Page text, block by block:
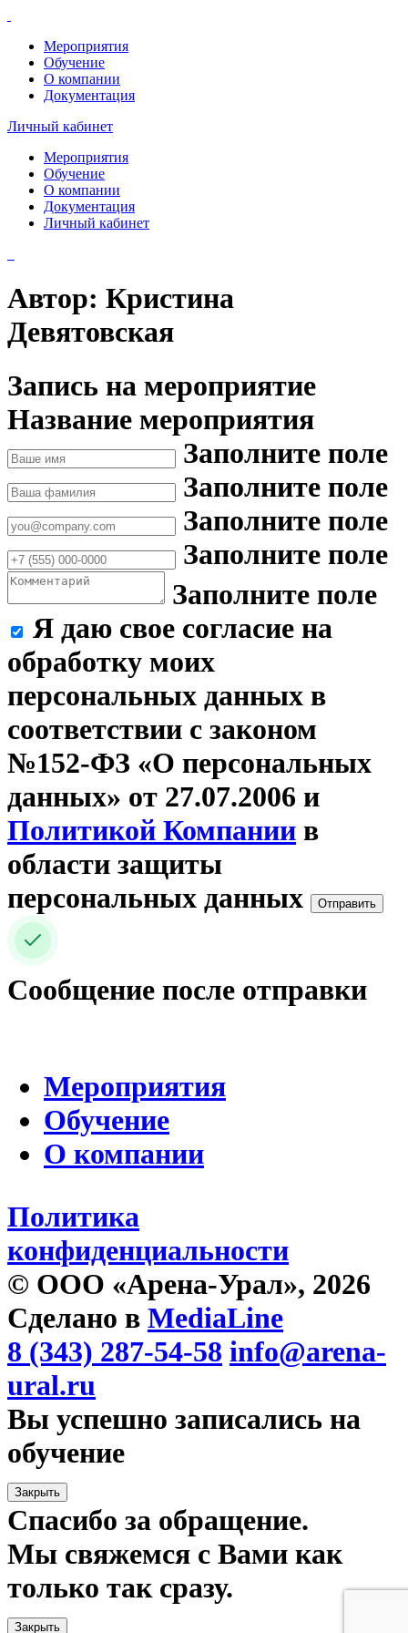
Мероприятия
Обучение
О компании
Документация
Личный кабинет
Мероприятия
Обучение
О компании
Документация
Личный кабинет
Автор: Кристина
Девятовская
Запись на мероприятие
Название мероприятия
Заполните поле
Заполните поле
Заполните поле
Заполните поле
Заполните поле
Я даю свое согласие на
обработку моих
персональных данных в
соответствии с законом
№152-ФЗ «О персональных
данных» от 27.07.2006 и
Политикой Компании в
области защиты
персональных данных
Отправить
Сообщение после отправки
Мероприятия
Обучение
О компании
Политика
конфиденциальности
© ООО «Арена-Урал», 2026
Сделано в MediaLine
8 (343) 287-54-58 info@arena-
ural.ru
Вы успешно записались на
обучение
Закрыть
Спасибо за обращение.
Мы свяжемся с Вами как
только так сразу.
Закрыть